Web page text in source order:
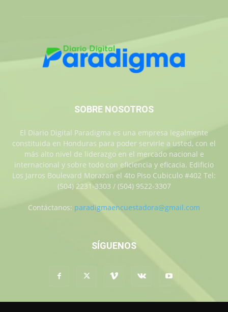
SOBRE NOSOTROS
El Diario Digital Paradigma es una empresa legalmente
constituida en Honduras para poder servirle a usted, con el
más alto nivel de liderazgo en el mercado nacional e
internacional y sobre todo con eficiencia y eficacia. Edificio
Los Jarros Boulevard Morazan el 4to Piso Cubiculo #402 Tel:
(504) 2231-3303 / (504) 9522-3307
Contáctanos: paradigmaencuestadora@gmail.com
SÍGUENOS